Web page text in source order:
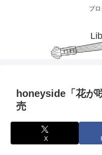
ブロ
honeyside「花が
売
X